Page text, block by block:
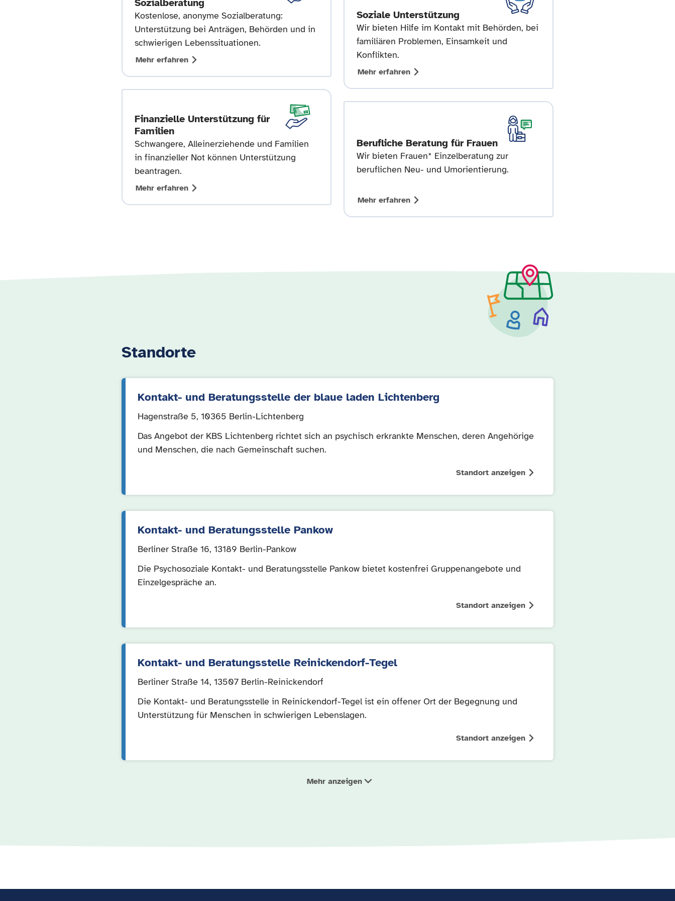
Sozialberatung
Kostenlose, anonyme Sozialberatung:
Unterstützung bei Anträgen, Behörden und in
schwierigen Lebenssituationen.
Mehr erfahren
Soziale Unterstützung
Wir bieten Hilfe im Kontakt mit Behörden, bei
familiären Problemen, Einsamkeit und
Konflikten.
Mehr erfahren
Finanzielle Unterstützung für
Familien
Schwangere, Alleinerziehende und Familien
in finanzieller Not können Unterstützung
beantragen.
Mehr erfahren
Berufliche Beratung für Frauen
Wir bieten Frauen* Einzelberatung zur
beruflichen Neu- und Umorientierung.
Mehr erfahren
Standorte
Kontakt- und Beratungsstelle der blaue laden Lichtenberg
Hagenstraße 5, 10365 Berlin-Lichtenberg
Das Angebot der KBS Lichtenberg richtet sich an psychisch erkrankte Menschen, deren Angehörige
und Menschen, die nach Gemeinschaft suchen.
Standort anzeigen
Kontakt- und Beratungsstelle Pankow
Berliner Straße 16, 13189 Berlin-Pankow
Die Psychosoziale Kontakt- und Beratungsstelle Pankow bietet kostenfrei Gruppenangebote und
Einzelgespräche an.
Standort anzeigen
Kontakt- und Beratungsstelle Reinickendorf-Tegel
Berliner Straße 14, 13507 Berlin-Reinickendorf
Die Kontakt- und Beratungsstelle in Reinickendorf-Tegel ist ein offener Ort der Begegnung und
Unterstützung für Menschen in schwierigen Lebenslagen.
Standort anzeigen
Mehr anzeigen